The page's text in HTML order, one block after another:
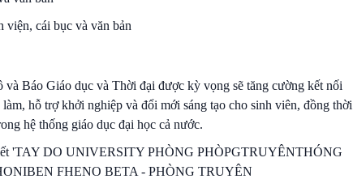
Báo Giáo dục và Thời đại được kỳ vọng sẽ tăng cường kết nối
hỗ trợ khởi nghiệp và đổi mới sáng tạo cho sinh viên, đồng thời
hệ thống giáo dục đại học cả nước.